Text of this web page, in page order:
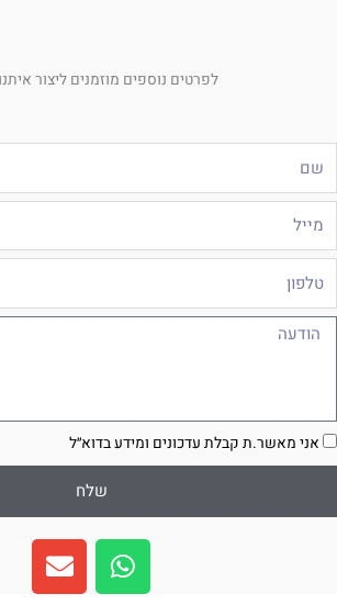
לפרטים נוספים מוזמנים ליצור
אני מאשר.ת קבלת עדכונים ומידע בדוא״ל
שלח
W
h
a
E
n
v